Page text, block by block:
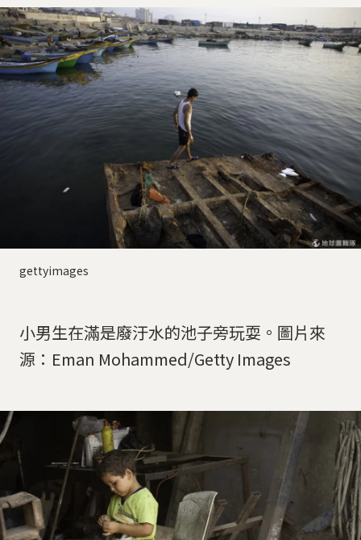
gettyimages
小男生在滿是廢汙水的池子旁玩耍。圖片來
源：Eman Mohammed/Getty Images